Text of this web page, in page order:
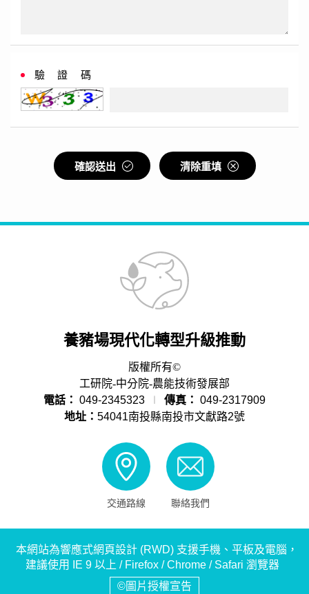
驗 證 碼
養豬場現代化轉型升級推動
版權所有©
工研院-中分院-農能技術發展部
電話： 049-2345323 傳真： 049-2317909
地址： 54041南投縣南投市文獻路2號
交通路線 聯絡我們
本網站為響應式網頁設計 (RWD) 支援手機、平板及電腦，
建議使用 IE 9 以上 / Firefox / Chrome / Safari 瀏覽器
©圖片授權宣告